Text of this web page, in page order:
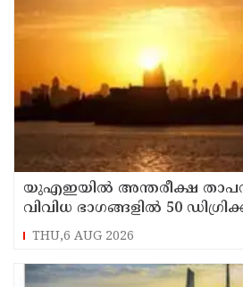
യുഎഇയില്‍ അന്തരീക്ഷ
വിവിധ ഭാഗങ്ങളില്‍ 50
THU,6 AUG 2026